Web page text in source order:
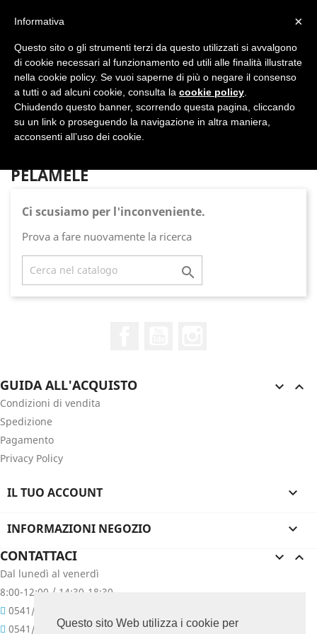
Questo sito Web utilizza i cookie per
 shopping_cart
DAL 1977

MADE IN ITALY E UE
PELAMELE
Ci scusiamo per l'inconveniente.
Prova a fare nuovamente la ricerca

GUIDA ALL'ACQUISTO  
Condizioni di vendita
Spedizione
Pagamento
Privacy Policy
IL TUO ACCOUNT 
INFORMAZIONI NEGOZIO

CONTATTACI
 
Dal lunedì al venerdì
8:00-12:00 / 14:30-18:30
0541/657400
0541/657076
×
Informativa
Questo sito o gli strumenti terzi da questo utilizzati si avvalgono
di cookie necessari al funzionamento ed utili alle finalità illustrate
nella cookie policy. Se vuoi saperne di più o negare il consenso
a tutti o ad alcuni cookie, consulta la cookie policy
Chiudendo questo banner, scorrendo questa pagina, cliccando
su un link o proseguendo la navigazione in altra maniera,
acconsenti all’uso dei cookie.